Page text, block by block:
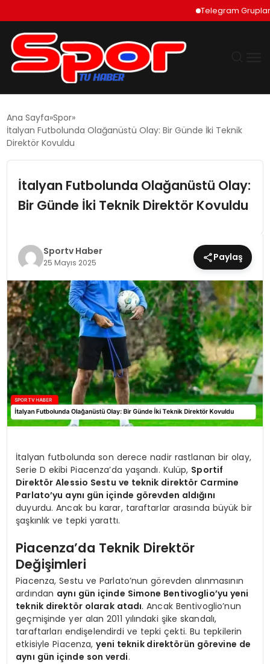
Telegram Grupları
DÜNYA
SIYASET
EĞITIM
MAGAZIN
SPOR
YAŞAM
Ana Sayfa Spor
İtalyan Futbolunda Olağanüstü Olay: Bir Günde İki Teknik
Direktör Kovuldu
İtalyan Futbolunda Olağanüstü Olay:
Bir Günde İki Teknik Direktör Kovuldu
Sportv Haber
25 Mayıs 2025 Paylaş
İtalyan futbolunda son derece nadir rastlanan bir olay,
Serie D ekibi Piacenza’da yaşandı. Kulüp, Sportif
Direktör Alessio Sestu ve teknik direktör Carmine
Parlato’yu aynı gün içinde görevden aldığını
duyurdu. Ancak bu karar, taraftarlar arasında büyük bir
şaşkınlık ve tepki yarattı.
Piacenza’da Teknik Direktör
Değişimleri
Piacenza, Sestu ve Parlato’nun görevden alınmasının
ardından aynı gün içinde Simone Bentivoglio’yu yeni
teknik direktör olarak atadı. Ancak Bentivoglio’nun
geçmişinde yer alan 2011 yılındaki şike skandalı,
taraftarları endişelendirdi ve tepki çekti. Bu tepkilerin
etkisiyle Piacenza,yeni teknik direktörün görevine de
aynı gün içinde son verdi.